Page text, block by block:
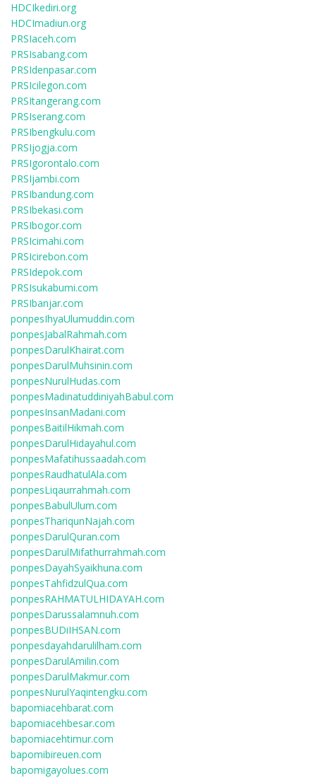
HDCIkediri.org
HDCImadiun.org
PRSIaceh.com
PRSIsabang.com
PRSIdenpasar.com
PRSIcilegon.com
PRSItangerang.com
PRSIserang.com
PRSIbengkulu.com
PRSIjogja.com
PRSIgorontalo.com
PRSIjambi.com
PRSIbandung.com
PRSIbekasi.com
PRSIbogor.com
PRSIcimahi.com
PRSIcirebon.com
PRSIdepok.com
PRSIsukabumi.com
PRSIbanjar.com
ponpesIhyaUlumuddin.com
ponpesJabalRahmah.com
ponpesDarulKhairat.com
ponpesDarulMuhsinin.com
ponpesNurulHudas.com
ponpesMadinatuddiniyahBabul.com
ponpesInsanMadani.com
ponpesBaitilHikmah.com
ponpesDarulHidayahul.com
ponpesMafatihussaadah.com
ponpesRaudhatulAla.com
ponpesLiqaurrahmah.com
ponpesBabulUlum.com
ponpesThariqunNajah.com
ponpesDarulQuran.com
ponpesDarulMifathurrahmah.com
ponpesDayahSyaikhuna.com
ponpesTahfidzulQua.com
ponpesRAHMATULHIDAYAH.com
ponpesDarussalamnuh.com
ponpesBUDiIHSAN.com
ponpesdayahdarulilham.com
ponpesDarulAmilin.com
ponpesDarulMakmur.com
ponpesNurulYaqintengku.com
bapomiacehbarat.com
bapomiacehbesar.com
bapomiacehtimur.com
bapomibireuen.com
bapomigayolues.com